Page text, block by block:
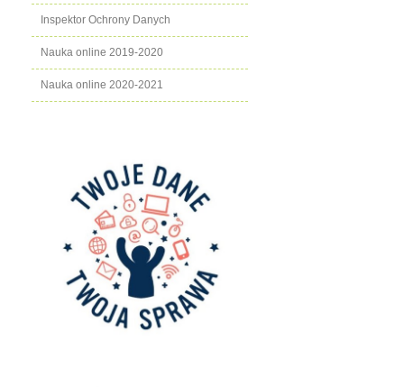
Inspektor Ochrony Danych
Nauka online 2019-2020
Nauka online 2020-2021